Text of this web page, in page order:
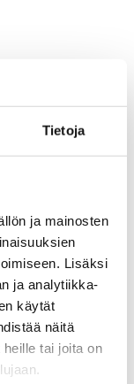
Tietoja
ja mainosten
Lisäksi
ja analytiikka-
käytät
näitä
tai joita on
are expected
a view to
to their
life settings.
texts
when
for